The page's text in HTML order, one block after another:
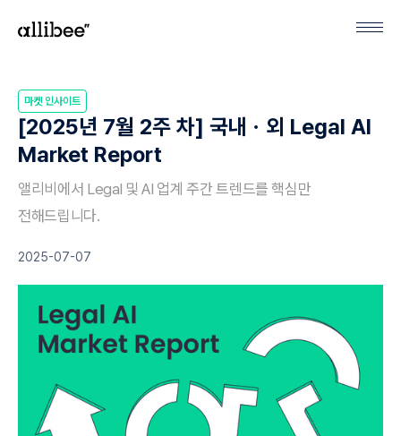
마켓 인사이트
[2025년 7월 2주 차] 국내ㆍ외 Legal AI
Market Report
앨리비에서 Legal 및 AI 업계 주간 트렌드를 핵심만
전해드립니다.
2025-07-07